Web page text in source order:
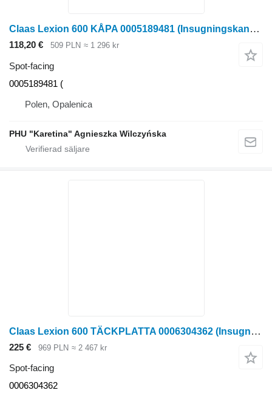
Claas Lexion 600 KÅPA 0005189481 (Insugningskanal; sidokåpa spot-facing till Claas Lexion 600 skördetröska
118,20 € 509 PLN ≈ 1 296 kr
Spot-facing
0005189481 (
Polen, Opalenica
PHU "Karetina" Agnieszka Wilczyńska
Claas Lexion 600 TÄCKPLATTA 0006304362 (Insugningskanal) spot-facing till Claas Lexion 600 skördetröska
225 € 969 PLN ≈ 2 467 kr
Spot-facing
0006304362